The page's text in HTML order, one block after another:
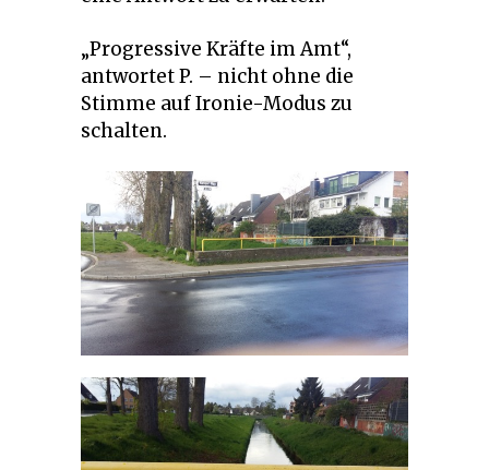
„Progressive Kräfte im Amt“,
antwortet P. – nicht ohne die
Stimme auf Ironie-Modus zu
schalten.